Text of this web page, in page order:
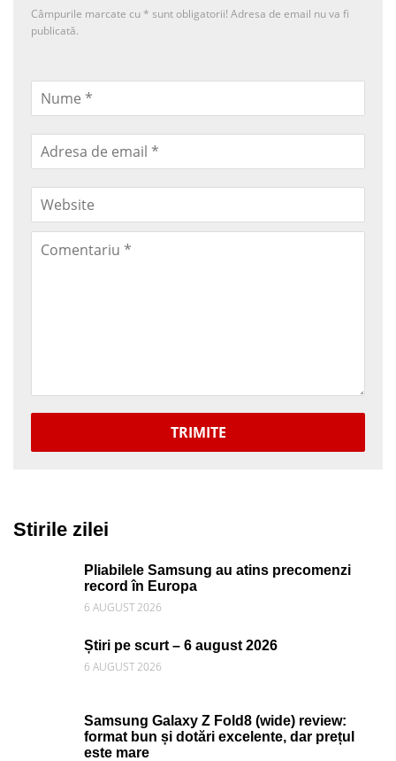
Câmpurile marcate cu * sunt obligatorii! Adresa de email nu va fi
publicată.
TRIMITE
Stirile zilei
Pliabilele Samsung au atins precomenzi
record în Europa
6 AUGUST 2026
Știri pe scurt – 6 august 2026
6 AUGUST 2026
Samsung Galaxy Z Fold8 (wide) review:
format bun și dotări excelente, dar prețul
este mare